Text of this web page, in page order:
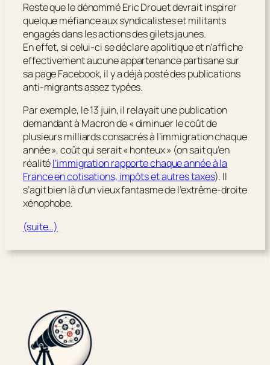
Reste que le dénommé Eric Drouet devrait inspirer
quelque méfiance aux syndicalistes et militants
engagés dans les actions des gilets jaunes.
En effet, si celui-ci se déclare apolitique et n’affiche
effectivement aucune appartenance partisane sur
sa page Facebook, il y a déjà posté des publications
anti-migrants assez typées.
Par exemple, le 13 juin, il relayait une publication
demandant à Macron de « diminuer le coût de
plusieurs milliards consacrés à l’immigration chaque
année », coût qui serait « honteux » (on sait qu’en
réalitél’immigration rapporte chaque année à la
France en cotisations, impôts et autres taxes). Il
s’agit bien là d’un vieux fantasme de l’extrême-droite
xénophobe.
(suite…)